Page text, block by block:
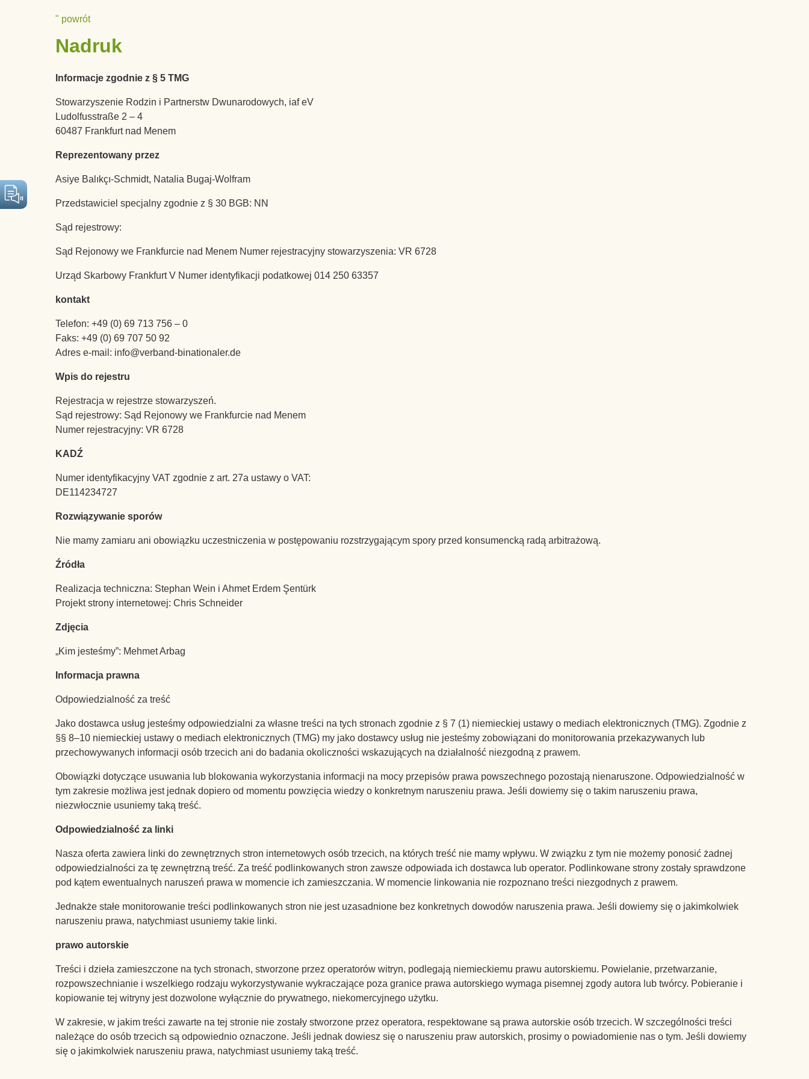
Przejdź
treści
Info To Go
" powrót
Nadruk
Informacje zgodnie z § 5 TMG
Stowarzyszenie Rodzin i Partnerstw Dwunarodowych, iaf eV
Ludolfusstraße 2 – 4
60487 Frankfurt nad Menem
Reprezentowany przez
Asiye Balıkçı-Schmidt, Natalia Bugaj-Wolfram
Przedstawiciel specjalny zgodnie z § 30 BGB: NN
Sąd rejestrowy:
Sąd Rejonowy we Frankfurcie nad Menem Numer rejestracyjny stowarzyszenia: VR 6728
Urząd Skarbowy Frankfurt V Numer identyfikacji podatkowej 014 250 63357
kontakt
Telefon: +49 (0) 69 713 756 – 0
Faks: +49 (0) 69 707 50 92
Adres e-mail: info@verband-binationaler.de
Wpis do rejestru
Rejestracja w rejestrze stowarzyszeń.
Sąd rejestrowy: Sąd Rejonowy we Frankfurcie nad Menem
Numer rejestracyjny: VR 6728
KADŹ
Numer identyfikacyjny VAT zgodnie z art. 27a ustawy o VAT:
DE114234727
Rozwiązywanie sporów
Nie mamy zamiaru ani obowiązku uczestniczenia w postępowaniu rozstrzygającym spory przed konsumencką radą arbitrażową.
Źródła
Realizacja techniczna: Stephan Wein i Ahmet Erdem Şentürk
Projekt strony internetowej: Chris Schneider
Zdjęcia
„Kim jesteśmy”: Mehmet Arbag
Informacja prawna
Odpowiedzialność za treść
Jako dostawca usług jesteśmy odpowiedzialni za własne treści na tych stronach zgodnie z § 7 (1) niemieckiej ustawy o mediach elektronicznych (TMG). Zgodnie z
§§ 8–10 niemieckiej ustawy o mediach elektronicznych (TMG) my jako dostawcy usług nie jesteśmy zobowiązani do monitorowania przekazywanych lub
przechowywanych informacji osób trzecich ani do badania okoliczności wskazujących na działalność niezgodną z prawem.
Obowiązki dotyczące usuwania lub blokowania wykorzystania informacji na mocy przepisów prawa powszechnego pozostają nienaruszone. Odpowiedzialność w
tym zakresie możliwa jest jednak dopiero od momentu powzięcia wiedzy o konkretnym naruszeniu prawa. Jeśli dowiemy się o takim naruszeniu prawa,
niezwłocznie usuniemy taką treść.
Odpowiedzialność za linki
Nasza oferta zawiera linki do zewnętrznych stron internetowych osób trzecich, na których treść nie mamy wpływu. W związku z tym nie możemy ponosić żadnej
odpowiedzialności za tę zewnętrzną treść. Za treść podlinkowanych stron zawsze odpowiada ich dostawca lub operator. Podlinkowane strony zostały sprawdzone
pod kątem ewentualnych naruszeń prawa w momencie ich zamieszczania. W momencie linkowania nie rozpoznano treści niezgodnych z prawem.
Jednakże stałe monitorowanie treści podlinkowanych stron nie jest uzasadnione bez konkretnych dowodów naruszenia prawa. Jeśli dowiemy się o jakimkolwiek
naruszeniu prawa, natychmiast usuniemy takie linki.
prawo autorskie
Treści i dzieła zamieszczone na tych stronach, stworzone przez operatorów witryn, podlegają niemieckiemu prawu autorskiemu. Powielanie, przetwarzanie,
rozpowszechnianie i wszelkiego rodzaju wykorzystywanie wykraczające poza granice prawa autorskiego wymaga pisemnej zgody autora lub twórcy. Pobieranie i
kopiowanie tej witryny jest dozwolone wyłącznie do prywatnego, niekomercyjnego użytku.
W zakresie, w jakim treści zawarte na tej stronie nie zostały stworzone przez operatora, respektowane są prawa autorskie osób trzecich. W szczególności treści
należące do osób trzecich są odpowiednio oznaczone. Jeśli jednak dowiesz się o naruszeniu praw autorskich, prosimy o powiadomienie nas o tym. Jeśli dowiemy
się o jakimkolwiek naruszeniu prawa, natychmiast usuniemy taką treść.
Italiano
Čeština
Українська
Magyar
Ελληνικά
العربية
Türkçe
Српски језик
Hrvatski